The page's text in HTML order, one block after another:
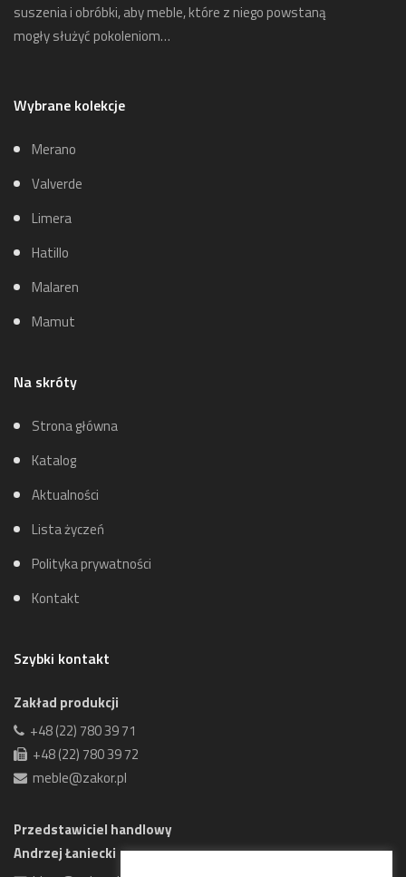
suszenia i obróbki, aby meble, które z niego powstaną
mogły służyć pokoleniom…
Wybrane kolekcje
Merano
Valverde
Limera
Hatillo
Malaren
Mamut
Na skróty
Strona główna
Katalog
Aktualności
Lista życzeń
Polityka prywatności
Kontakt
Szybki kontakt
Zakład produkcji
+48 (22) 780 39 71
+48 (22) 780 39 72
meble@zakor.pl
Przedstawiciel handlowy
Andrzej Łaniecki